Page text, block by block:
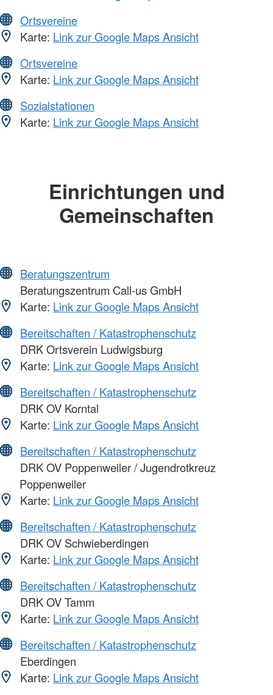
Ortsvereine
Karte: Link zur Google Maps Ansicht
Ortsvereine
Karte: Link zur Google Maps Ansicht
Sozialstationen
Karte: Link zur Google Maps Ansicht
Einrichtungen und
Gemeinschaften
Beratungszentrum
Beratungszentrum Call-us GmbH
Karte: Link zur Google Maps Ansicht
Bereitschaften / Katastrophenschutz
DRK Ortsverein Ludwigsburg
Karte: Link zur Google Maps Ansicht
Bereitschaften / Katastrophenschutz
DRK OV Korntal
Karte: Link zur Google Maps Ansicht
Bereitschaften / Katastrophenschutz
DRK OV Poppenweiler / Jugendrotkreuz
Poppenweiler
Karte: Link zur Google Maps Ansicht
Bereitschaften / Katastrophenschutz
DRK OV Schwieberdingen
Karte: Link zur Google Maps Ansicht
Bereitschaften / Katastrophenschutz
DRK OV Tamm
Karte: Link zur Google Maps Ansicht
Bereitschaften / Katastrophenschutz
Eberdingen
Karte: Link zur Google Maps Ansicht